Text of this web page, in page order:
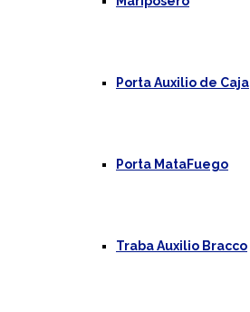
Porta Auxilio de Caja
Porta MataFuego
Traba Auxilio Bracco